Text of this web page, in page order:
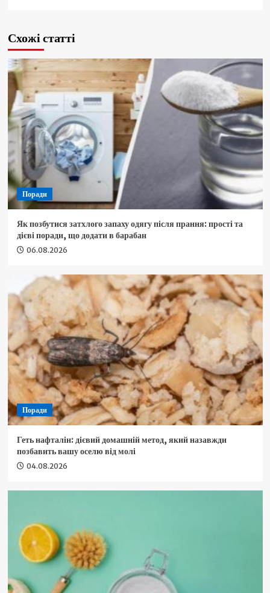
Схожі статті
Поради
Як позбутися затхлого запаху одягу після прання: прості та
дієві поради, що додати в барабан
06.08.2026
Поради
Геть нафталін: дієвий домашній метод, який назавжди
позбавить вашу оселю від молі
04.08.2026